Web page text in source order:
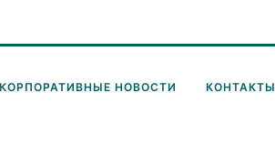
КОРПОРАТИВНЫЕ НОВОСТИ КОНТАКТЫ